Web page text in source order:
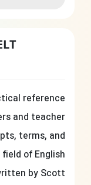
reference
and teacher
terms, and
of English
by Scott